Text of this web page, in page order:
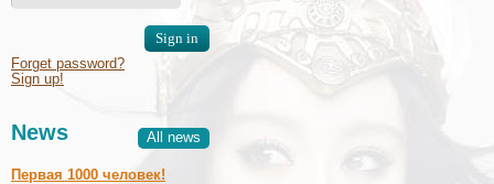
Forget password?
Sign up!
All news
News
Первая 1000 человек!